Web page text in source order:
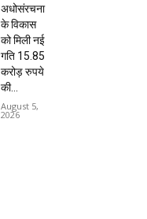
अधोसंरचना
के विकास
को मिली नई
गति 15.85
करोड़ रुपये
की...
August 5,
2026